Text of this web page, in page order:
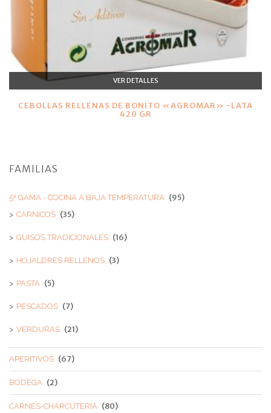
VER DETALLES
CEBOLLAS RELLENAS DE BONITO «AGROMAR» -LATA
420 GR
FAMILIAS
5ª GAMA - COCINA A BAJA TEMPERATURA (95)
CARNICOS (35)
GUISOS TRADICIONALES (16)
HOJALDRES RELLENOS (3)
PASTA (5)
PESCADOS (7)
VERDURAS (21)
APERITIVOS (67)
BODEGA (2)
CARNES-CHARCUTERIA (80)